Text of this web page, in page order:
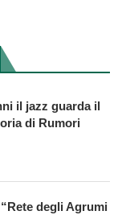
il jazz guarda il
di Rumori
degli Agrumi